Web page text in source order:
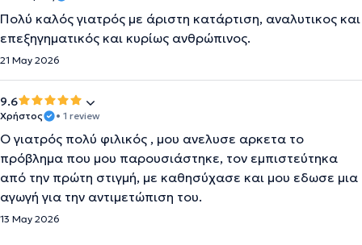
Πολύ καλός γιατρός με άριστη κατάρτιση, αναλυτικος και
επεξηγηματικός και κυρίως ανθρώπινος.
21 May 2026
9.6
Χρήστος • 1 review
Ο γιατρός πολύ φιλικός , μου ανελυσε αρκετα το
πρόβλημα που μου παρουσιάστηκε, τον εμπιστεύτηκα
από την πρώτη στιγμή, με καθησύχασε και μου εδωσε μια
αγωγή για την αντιμετώπιση του.
13 May 2026